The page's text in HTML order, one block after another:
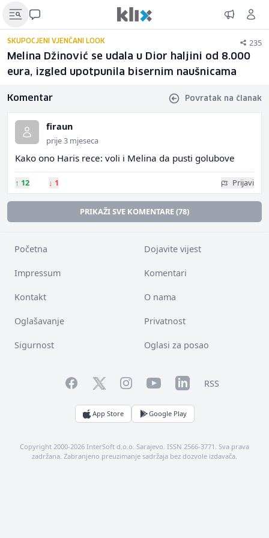
SKUPOCJENI VJENČANI LOOK 235
Melina Džinović se udala u Dior haljini od 8.000
eura, izgled upotpunila bisernim naušnicama
Komentar Povratak na članak
firaun
prije 3 mjeseca
Kako ono Haris rece: voli i Melina da pusti golubove
↑ 12 ↓ 1 Prijavi
PRIKAŽI SVE KOMENTARE (78)
Početna Dojavite vijest
Impressum Komentari
Kontakt O nama
Oglašavanje Privatnost
Sigurnost Oglasi za posao
FacebookTwitterInstagramYouTubeLinkedInRSS
App Store Google Play
Copyright 2000-2026 InterSoft d.o.o. Sarajevo. ISSN 2566-3771. Sva prava
zadržana. Zabranjeno preuzimanje sadržaja bez dozvole izdavača.